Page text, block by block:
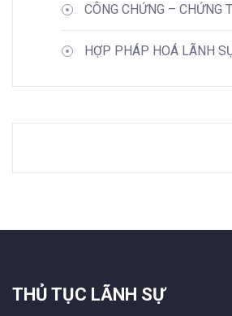
CÔNG CHỨNG – CHỨNG
HỢP PHÁP HOÁ LÃNH
THỦ TỤC LÃNH SỰ